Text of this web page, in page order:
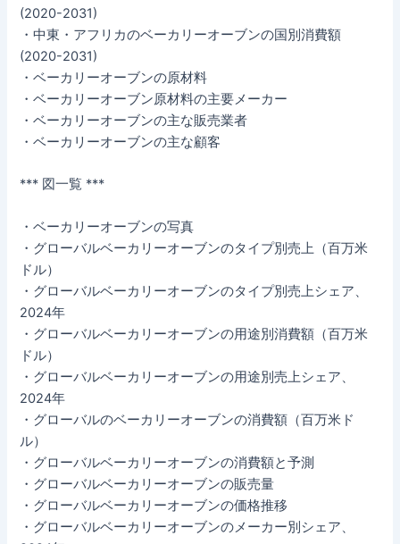
(2020-2031)
・中東・アフリカのベーカリーオーブンの国別消費額
(2020-2031)
・ベーカリーオーブンの原材料
・ベーカリーオーブン原材料の主要メーカー
・ベーカリーオーブンの主な販売業者
・ベーカリーオーブンの主な顧客
*** 図一覧 ***
・ベーカリーオーブンの写真
・グローバルベーカリーオーブンのタイプ別売上（百万米
ドル）
・グローバルベーカリーオーブンのタイプ別売上シェア、
2024年
・グローバルベーカリーオーブンの用途別消費額（百万米
ドル）
・グローバルベーカリーオーブンの用途別売上シェア、
2024年
・グローバルのベーカリーオーブンの消費額（百万米ド
ル）
・グローバルベーカリーオーブンの消費額と予測
・グローバルベーカリーオーブンの販売量
・グローバルベーカリーオーブンの価格推移
・グローバルベーカリーオーブンのメーカー別シェア、